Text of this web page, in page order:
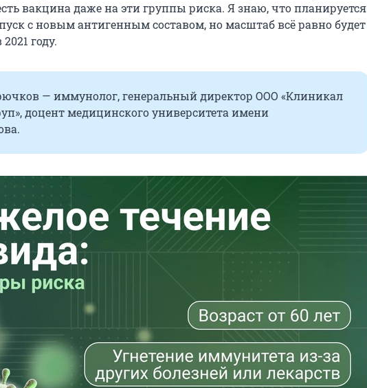
вакцина даже на эти группы риска. Я знаю, что планируется
с новым антигенным составом, но масштаб всё равно будет
году.
— иммунолог, генеральный директор ООО «Клиникал
доцент медицинского университета имени